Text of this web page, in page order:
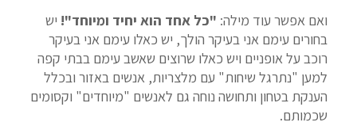
ואם אפשר עוד מילה: "כל אחד הוא יחיד ומיוחד"! יש
בחורים עימם אני בעיקר הולך, יש כאלו עימם אני בעיקר
רוכב על אופניים ויש כאלו שרוצים שאשב עימם בבתי קפה
למען "נתרגל שיחות" עם מלצריות, אנשים באזור ובכלל
הענקת בטחון ותחושה נוחה גם לאנשים "מיוחדים" וקסומים
שכמותם.